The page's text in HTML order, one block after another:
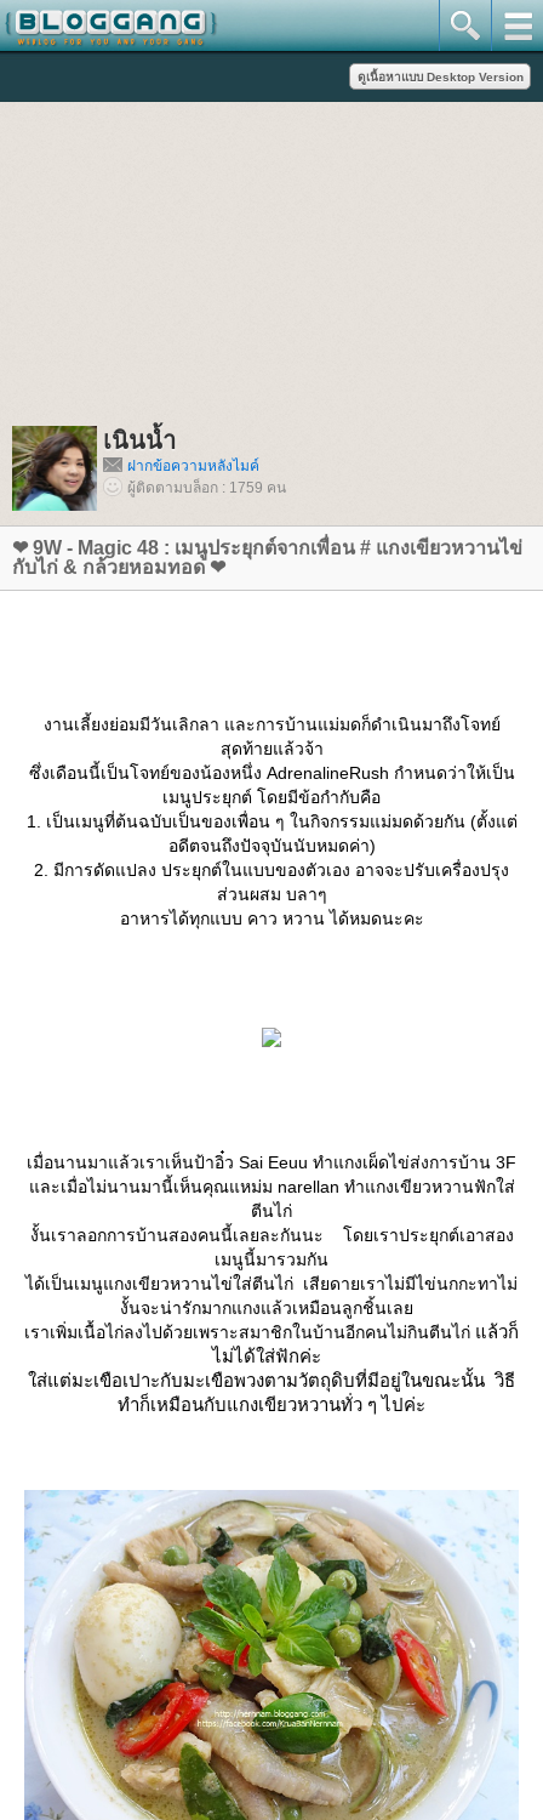
เนินน้ำ
ฝากข้อความหลังไมค์
ผู้ติดตามบล็อก : 1759 คน
❤ 9W - Magic 48 : เมนูประยุกต์จากเพื่อน # แกงเขียวหวานไข่
กับไก่ & กล้วยหอมทอด ❤
งานเลี้ยงย่อมมีวันเลิกลา และการบ้านแม่มดก็ดำเนินมาถึงโจทย์
สุดท้ายแล้วจ้า
ซึ่งเดือนนี้เป็นโจทย์ของน้องหนึ่ง AdrenalineRush กำหนดว่าให้เป็น
เมนูประยุกต์ โดยมีข้อกำกับคือ
1. เป็นเมนูที่ต้นฉบับเป็นของเพื่อน ๆ ในกิจกรรมแม่มดด้วยกัน (ตั้งแต่
อดีตจนถึงปัจจุบันนับหมดค่า)
2. มีการดัดแปลง ประยุกต์ในแบบของตัวเอง อาจจะปรับเครื่องปรุง
ส่วนผสม บลาๆ
อาหารได้ทุกแบบ คาว หวาน ได้หมดนะคะ
เมื่อนานมาแล้วเราเห็นป้าอิ๋ว Sai Eeuu ทำแกงเผ็ดไข่ส่งการบ้าน 3F
ละเมื่อไม่นานมานี้เห็นคุณแหม่ม narellan ทำแกงเขียวหวานฟักใส่
ตีนไก่
งั้นเราลอกการบ้านสองคนนี้เลยละกันนะ โดยเราประยุกต์เอาสอง
เมนูนี้มารวมกัน
ได้เป็นเมนูแกงเขียวหวานไข่ใส่ตีนไก่ เสียดายเราไม่มีไข่นกกะทาไม่
งั้นจะน่ารักมากแกงแล้วเหมือนลูกชิ้นเล
เราเพิ่มเนื้อไก่ลงไปด้วยเพราะสมาชิกในบ้านอีกคนไม่กินตีนไก่ ล้วก็
ไม่ได้ใส่ฟักค่ะ
ส่แต่มะเขือเปาะกับมะเขือพวงตามวัตถุดิบที่มีอยู่ในขณะนั้น วิธี
ทำก็เหมือนกับแกงเขียวหวานทั่ว ๆ ไปค่ะ